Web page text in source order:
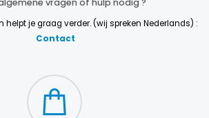
helpt je graag verder. (wij spreken Nederlands) :
Contact